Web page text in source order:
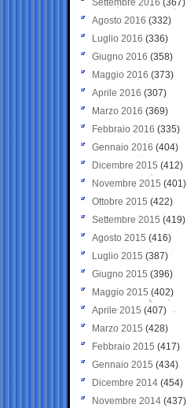
Settembre 2016 (367)
Agosto 2016 (332)
Luglio 2016 (336)
Giugno 2016 (358)
Maggio 2016 (373)
Aprile 2016 (307)
Marzo 2016 (369)
Febbraio 2016 (335)
Gennaio 2016 (404)
Dicembre 2015 (412)
Novembre 2015 (401)
Ottobre 2015 (422)
Settembre 2015 (419)
Agosto 2015 (416)
Luglio 2015 (387)
Giugno 2015 (396)
Maggio 2015 (402)
Aprile 2015 (407)
Marzo 2015 (428)
Febbraio 2015 (417)
Gennaio 2015 (434)
Dicembre 2014 (454)
Novembre 2014 (437)